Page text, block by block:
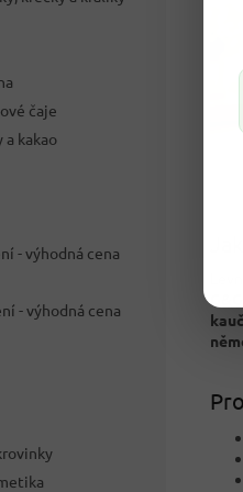
čaje
a kakao
- výhodná cena
- výhodná cena